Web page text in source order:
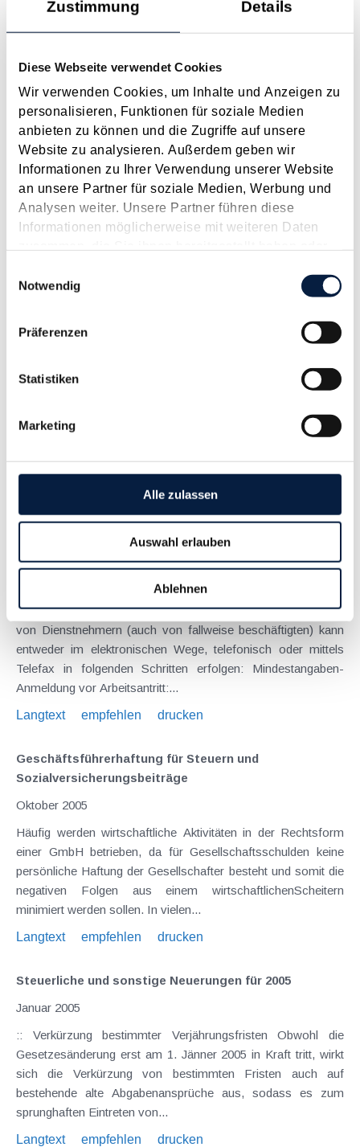
Zustimmung Details
Diese Webseite verwendet Cookies
Wir verwenden Cookies, um Inhalte und Anzeigen zu
personalisieren, Funktionen für soziale Medien
anbieten zu können und die Zugriffe auf unsere
Website zu analysieren. Außerdem geben wir
Informationen zu Ihrer Verwendung unserer Website
an unsere Partner für soziale Medien, Werbung und
Analysen weiter. Unsere Partner führen diese
Informationen möglicherweise mit weiteren Daten
gesammelt haben.
Notwendig
Präferenzen
Statistiken
Marketing
Alle zulassen
Auswahl erlauben
Ablehnen
Langtext
empfehlen drucken
BMF-Info zur steuerfreien
Mitarbeitergewinnbeteiligung
April 2022
Im Zuge der ökosozialen Steuerreform wurde auch das
Instrument der steuerfreien Mitarbeitergewinnbeteiligung
eingeführt ( siehe auch Beitrag vom Dezember 2021 ),
welches als Anreizsystem dienen kann und zur stärkeren
Bindung der Arbeitnehmer an das Unternehmen des
Arbeitslosenversicherung ab 1.7.2008
Ab 1.7.2008 wird der Dienstnehmeranteil für niedrige
Dienstnehmeranteils zur Arbeitslosenversicherung wird nach
brutto pro Monat...
drucken
Sozialrechtsänderungsgesetz 2007 Formen der
:: Meldevorschriften neu ab 1. Jänner 2008 Die Anmeldung
von Dienstnehmern (auch von fallweise beschäftigten) kann
entweder im elektronischen Wege, telefonisch oder mittels
Telefax in folgenden Schritten erfolgen: Mindestangaben-
Anmeldung vor Arbeitsantritt:...
Langtext
empfehlen drucken
Geschäftsführerhaftung für Steuern und
Sozialversicherungsbeiträge
Oktober 2005
Häufig werden wirtschaftliche Aktivitäten in der Rechtsform
einer GmbH betrieben, da für Gesellschaftsschulden keine
persönliche Haftung der Gesellschafter besteht und somit die
negativen Folgen aus einem wirtschaftlichenScheitern
minimiert werden sollen. In vielen...
Langtext
empfehlen drucken
Steuerliche und sonstige Neuerungen für 2005
Januar 2005
:: Verkürzung bestimmter Verjährungsfristen Obwohl die
Gesetzesänderung erst am 1. Jänner 2005 in Kraft tritt, wirkt
sich die Verkürzung von bestimmten Fristen auch auf
bestehende alte Abgabenansprüche aus, sodass es zum
sprunghaften Eintreten von...
Langtext
empfehlen drucken